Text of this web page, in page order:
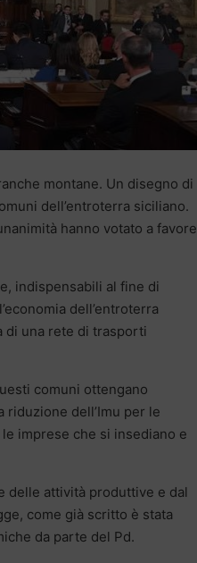
montane. Un disegno di
dell’entroterra siciliano.
hanno votato a favore
indispensabili al fine di
dell’entroterra
di una rete di trasporti
comuni ottengano
dell’Imu per le
imprese che si insediano e
delle attività produttive e dal
come già scritto è stata
da parte del Pd.